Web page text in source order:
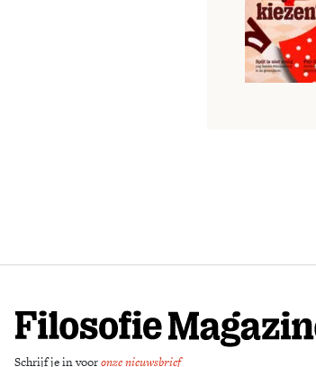
Schrijf je in vooronze nieuwsbrief